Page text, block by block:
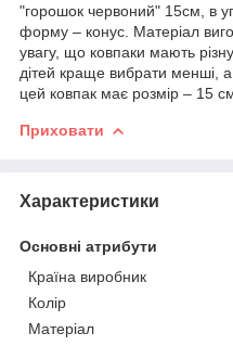
"горошок червоний" 15см, в
форму – конус. Матеріал
увагу, що ковпаки мають
дітей краще вибрати менші,
цей ковпак має розмір – 15
Приховати
Характеристики
Основні атрибути
Країна виробник
Колір
Матеріал